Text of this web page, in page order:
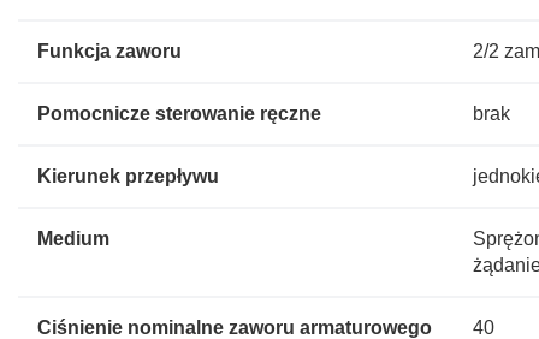
Funkcja zaworu 2/2
Pomocnicze sterowanie ręczne brak
Kierunek przepływu
Medium
Ciśnienie nominalne zaworu armaturowego
40